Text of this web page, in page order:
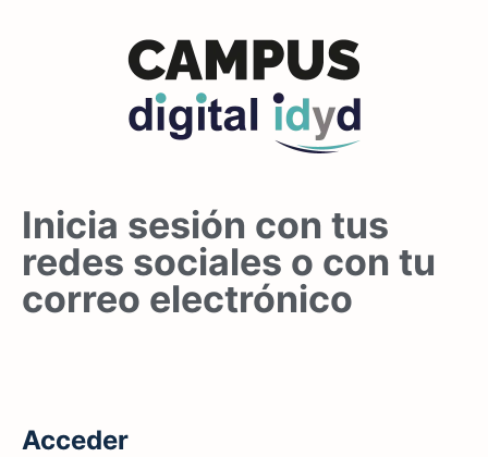
Inicia sesión con tus
redes sociales o con tu
correo electrónico
Acceder